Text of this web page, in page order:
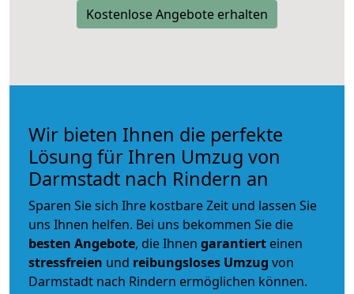
Kostenlose Angebote erhalten
Wir bieten Ihnen die perfekte
Lösung für Ihren Umzug von
Darmstadt nach Rindern an
Sparen Sie sich Ihre kostbare Zeit und lassen Sie
uns Ihnen helfen. Bei uns bekommen Sie die
besten Angebote, die Ihnen garantiert einen
stressfreien und reibungsloses Umzug von
Darmstadt nach Rindern ermöglichen können.